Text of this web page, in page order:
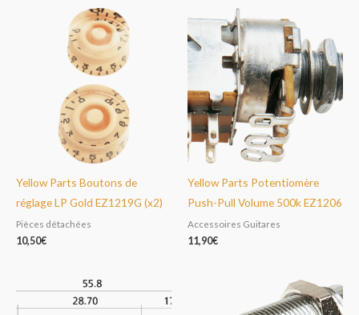
Yellow Parts Boutons de
réglage LP Gold EZ1219G (x2)
Pièces détachées
10,50€
Yellow Parts Potentiomère
Push-Pull Volume 500k EZ1206
Accessoires Guitares
11,90€